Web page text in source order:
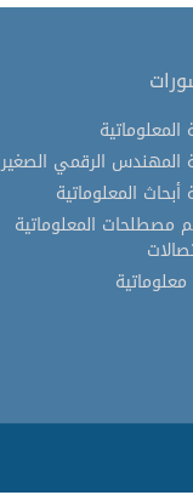
المعلوماتية
المهندس الرقمي الصغير
أبحاث المعلوماتية
مصطلحات المعلوماتية